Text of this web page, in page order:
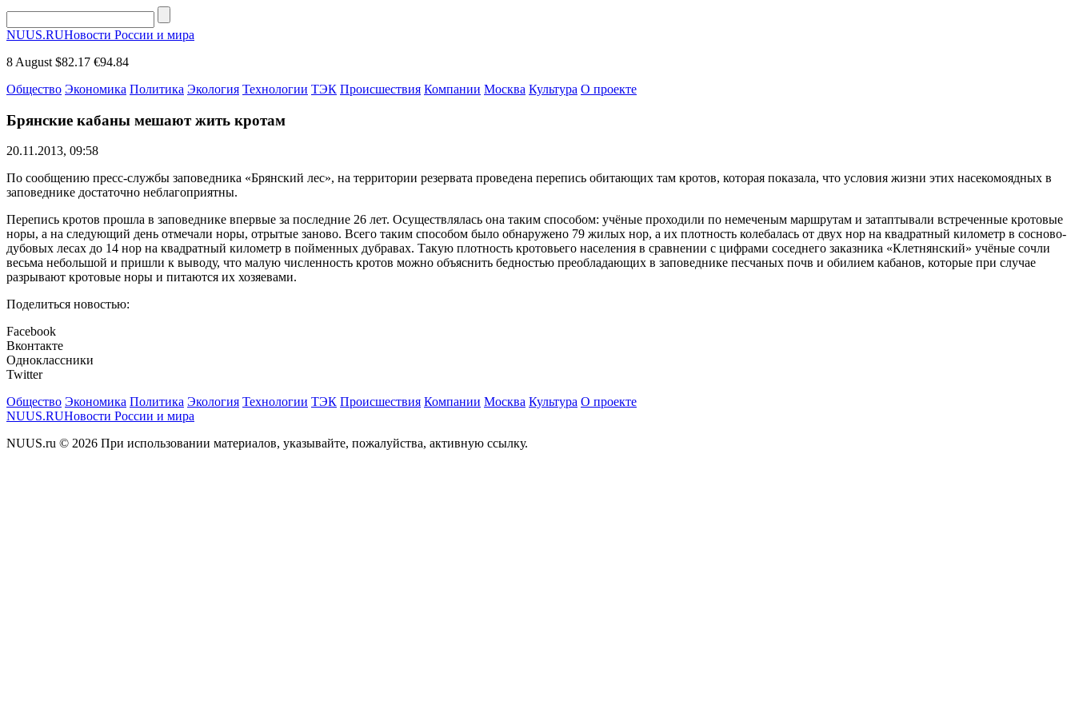
NUUS.RUНовости России и мира
8 August $82.17 €94.84
Общество Экономика Политика Экология Технологии ТЭК Происшествия Компании Москва Культура О проекте
Брянские кабаны мешают жить кротам
20.11.2013, 09:58
По сообщению пресс-службы заповедника «Брянский лес», на территории резервата проведена перепись обитающих там кротов, которая показала, что условия жизни этих насекомоядных в
заповеднике достаточно неблагоприятны.
Перепись кротов прошла в заповеднике впервые за последние 26 лет. Осуществлялась она таким способом: учёные проходили по немеченым маршрутам и затаптывали встреченные кротовые
норы, а на следующий день отмечали норы, отрытые заново. Всего таким способом было обнаружено 79 жилых нор, а их плотность колебалась от двух нор на квадратный километр в сосново-
дубовых лесах до 14 нор на квадратный километр в пойменных дубравах. Такую плотность кротовьего населения в сравнении с цифрами соседнего заказника «Клетнянский» учёные сочли
весьма небольшой и пришли к выводу, что малую численность кротов можно объяснить бедностью преобладающих в заповеднике песчаных почв и обилием кабанов, которые при случае
разрывают кротовые норы и питаются их хозяевами.
Поделиться новостью:
Facebook
Вконтакте
Одноклассники
Twitter
Общество Экономика Политика Экология Технологии ТЭК Происшествия Компании Москва Культура О проекте
NUUS.RUНовости России и мира
NUUS.ru © 2026 При использовании материалов, указывайте, пожалуйства, активную ссылку.